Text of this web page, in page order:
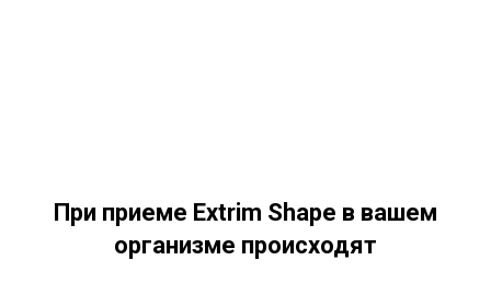
При приеме Extrim Shape в вашем
организме происходят